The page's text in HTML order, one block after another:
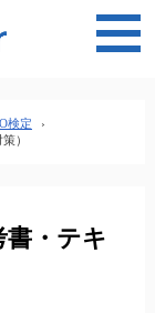
検定
›
）
書・テキ